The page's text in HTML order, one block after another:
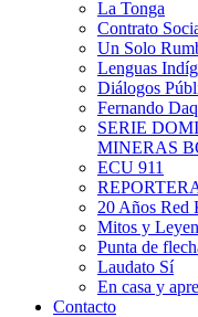
La Tonga
Contrato
Un Solo
Lenguas
Diálogos
Fernando
SERIE
MINERAS
ECU 911
20 Años
Mitos y
Punta de
Laudato Sí
En casa y
Contacto